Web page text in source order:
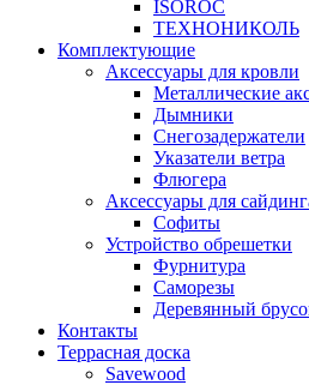
ISOROC
ТЕХНОНИКОЛЬ
Комплектующие
Аксессуары для кровли
Металлические
Дымники
Снегозадержатели
Указатели ветра
Флюгера
Аксессуары для
Софиты
Устройство обрешетки
Фурнитура
Саморезы
Деревянный
Контакты
Террасная доска
Savewood